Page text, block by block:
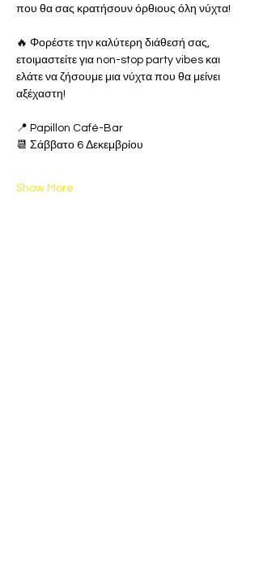
που θα σας κρατήσουν όρθιους όλη νύχτα!
🔥 Φορέστε την καλύτερη διάθεσή σας,
ετοιμαστείτε για non-stop party vibes και
ελάτε να ζήσουμε μια νύχτα που θα μείνει
αξέχαστη!
📍 Papillon Café-Bar
📆 Σάββατο 6 Δεκεμβρίου
Show More